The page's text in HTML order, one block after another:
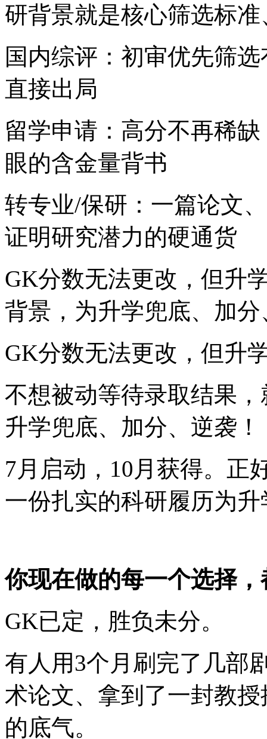
研背景就是核心筛选标
国内综评：初审优先筛
直接出局
留学申请：高分不再稀
眼的含金量背书
转专业/保研：一篇论文
证明研究潜力的硬通货
GK分数无法更改，但
背景，为升学兜底、加
GK分数无法更改，但升
不想被动等待录取结果
升学兜底、加分、逆袭！
7月启动，10月获得。正
一份扎实的科研履历为
你现在做的每一个选择
GK已定，胜负未分。
有人用3个月刷完了几部
术论文、拿到了一封教
的底气。